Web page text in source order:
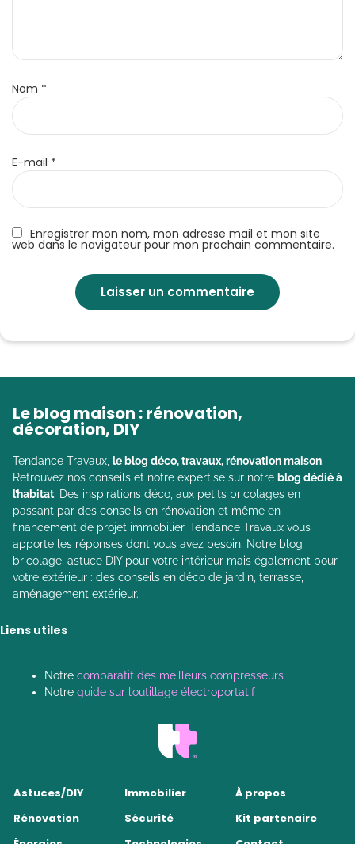
Enregistrer mon nom, mon adresse mail et mon site
web dans le navigateur pour mon prochain commentaire.
Nom *
E-mail *
Le blog maison : rénovation,
décoration, DIY
Tendance Travaux, le blog déco, travaux, rénovation maison.
Retrouvez nos conseils et notre expertise sur notre blog dédié à
l’habitat. Des inspirations déco, aux petits bricolages en
passant par des conseils en rénovation et même en
financement de projet immobilier, Tendance Travaux vous
apporte les réponses dont vous avez besoin. Notre blog
bricolage, astuce DIY pour votre intérieur mais également pour
votre extérieur : des conseils en déco de jardin, terrasse,
aménagement extérieur.
Liens utiles
Notre comparatif des meilleurs compresseurs
Notre guide sur l’outillage électroportatif
Astuces/DIY
Rénovation
Immobilier
Sécurité
À propos
Kit partenaire